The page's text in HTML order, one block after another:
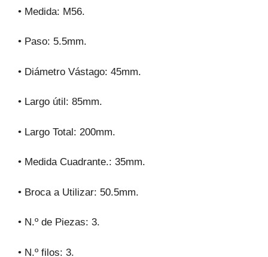
• Medida: M56.
• Paso: 5.5mm.
• Diámetro Vástago: 45mm.
• Largo útil: 85mm.
• Largo Total: 200mm.
• Medida Cuadrante.: 35mm.
• Broca a Utilizar: 50.5mm.
• N.º de Piezas: 3.
• N.º filos: 3.